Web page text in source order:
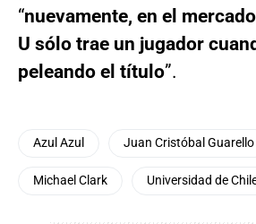
“nuevamente, en el
U sólo trae un jugador
peleando el título”.
Azul Azul Juan Cristóbal Guarello
Michael Clark Universidad de